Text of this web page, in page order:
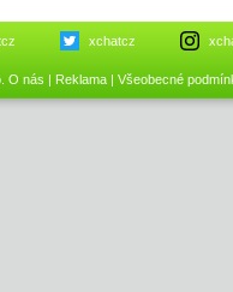
xchatcz
O nás | Reklama| Všeobecné